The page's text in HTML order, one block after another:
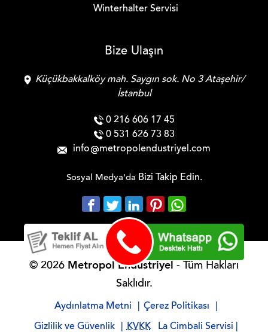
Winterhalter Servisi
Bize Ulaşın
Küçükbakkalköy mah. Saygın sok. No 3 Ataşehir/
İstanbul
0 216 606 17 45
0 531 626 73 83
info
metropolendustriyel.com
Sosyal Medya'da Bizi Takip Edin.
© 2026 Metropol Endüstriyel - Tüm Hakları
Saklıdır.
Aydınlatma Metni Çerez Politikası
Gizlilik ve Güvenlik KVKK La Cimbali Servisi